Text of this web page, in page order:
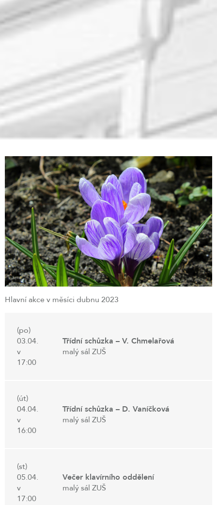
Hlavní akce v měsíci dubnu 2023
(po)
03.04.
v
17:00
Třídní schůzka – V. Chmelařová
malý sál ZUŠ
(út)
04.04.
v
16:00
Třídní schůzka – D. Vaníčková
malý sál ZUŠ
(st)
05.04.
v
17:00
Večer klavírního oddělení
malý sál ZUŠ